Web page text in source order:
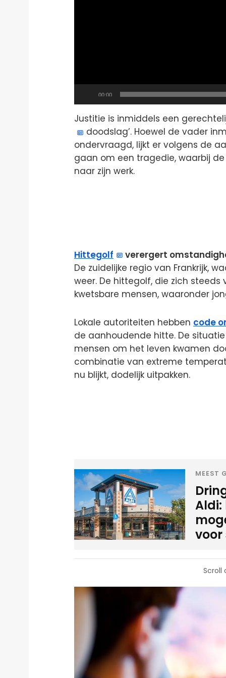
Current
00:00
Justitie is inmiddels een
doodslag’. Hoewel de vader
ondervraagd, lijkt er volgens de
gaan om een tragedie, waarbij
naar zijn werk.
Hittegolf
verergert
De zuidelijke regio van Frankrijk,
weer. De hittegolf, die zich
kwetsbare mensen, waaronder
Lokale autoriteiten hebben code
de aanhoudende hitte. De
mensen om het leven kwamen
combinatie van extreme
nu blijkt, dodelijk uitpakken.
MEEST
Aldi:
voor
Scroll